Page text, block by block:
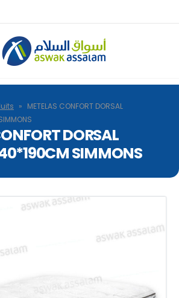
» METELAS CONFORT DORSAL
DORSAL
SIMMONS